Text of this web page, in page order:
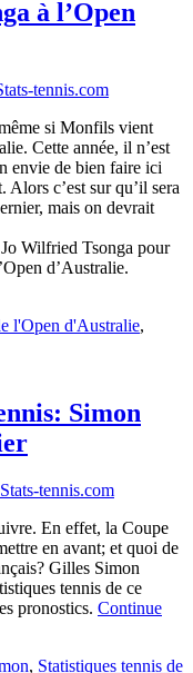
à l’Open
tennis.com
si Monfils vient
Cette année, il n’est
envie de bien faire ici
c’est sur qu’il sera
mais on devrait
Wilfried Tsonga pour
d’Australie.
l'Open d'Australie,
Simon
tennis.com
En effet, la Coupe
en avant; et quoi de
Gilles Simon
tennis de ce
pronostics. Continue
, Statistiques tennis de